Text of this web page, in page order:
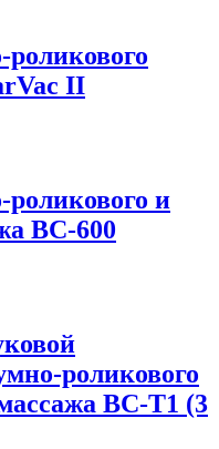
II
и
BC-600
роликового
BC-T1 (3